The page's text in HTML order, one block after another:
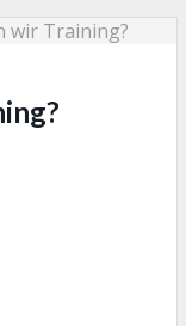
wir Training?